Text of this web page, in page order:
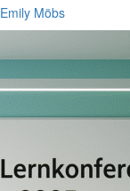
Emily Möbs